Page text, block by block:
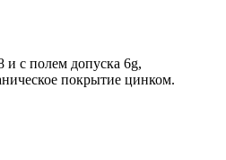
и с полем допуска 6g,
покрытие цинком.